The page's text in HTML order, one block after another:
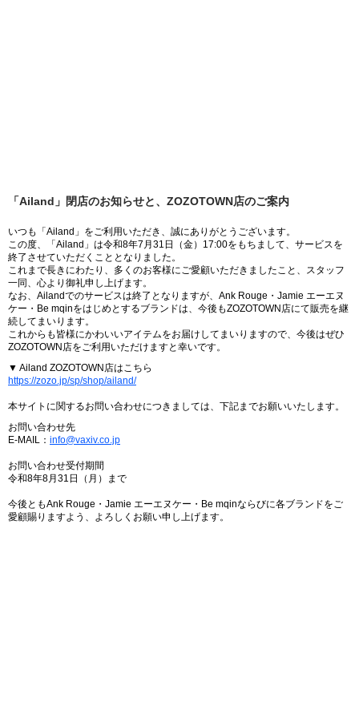
「Ailand」閉店のお知らせと、ZOZOTOWN店のご案内
いつも「Ailand」をご利用いただき、誠にありがとうございます。
この度、「Ailand」は令和8年7月31日（金）17:00をもちまして、サービスを
終了させていただくこととなりました。
これまで長きにわたり、多くのお客様にご愛顧いただきましたこと、スタッフ
一同、心より御礼申し上げます。
なお、Ailandでのサービスは終了となりますが、Ank Rouge・Jamie エーエヌ
ケー・Be mqinをはじめとするブランドは、今後もZOZOTOWN店にて販売を継
続してまいります。
これからも皆様にかわいいアイテムをお届けしてまいりますので、今後はぜひ
ZOZOTOWN店をご利用いただけますと幸いです。
▼ Ailand ZOZOTOWN店はこちら
https://zozo.jp/sp/shop/ailand/
本サイトに関するお問い合わせにつきましては、下記までお願いいたします。
お問い合わせ先
E-MAIL： info@vaxiv.co.jp
お問い合わせ受付期間
令和8年8月31日（月）まで
今後ともAnk Rouge・Jamie エーエヌケー・Be mqinならびに各ブランドをご
愛顧賜りますよう、よろしくお願い申し上げます。